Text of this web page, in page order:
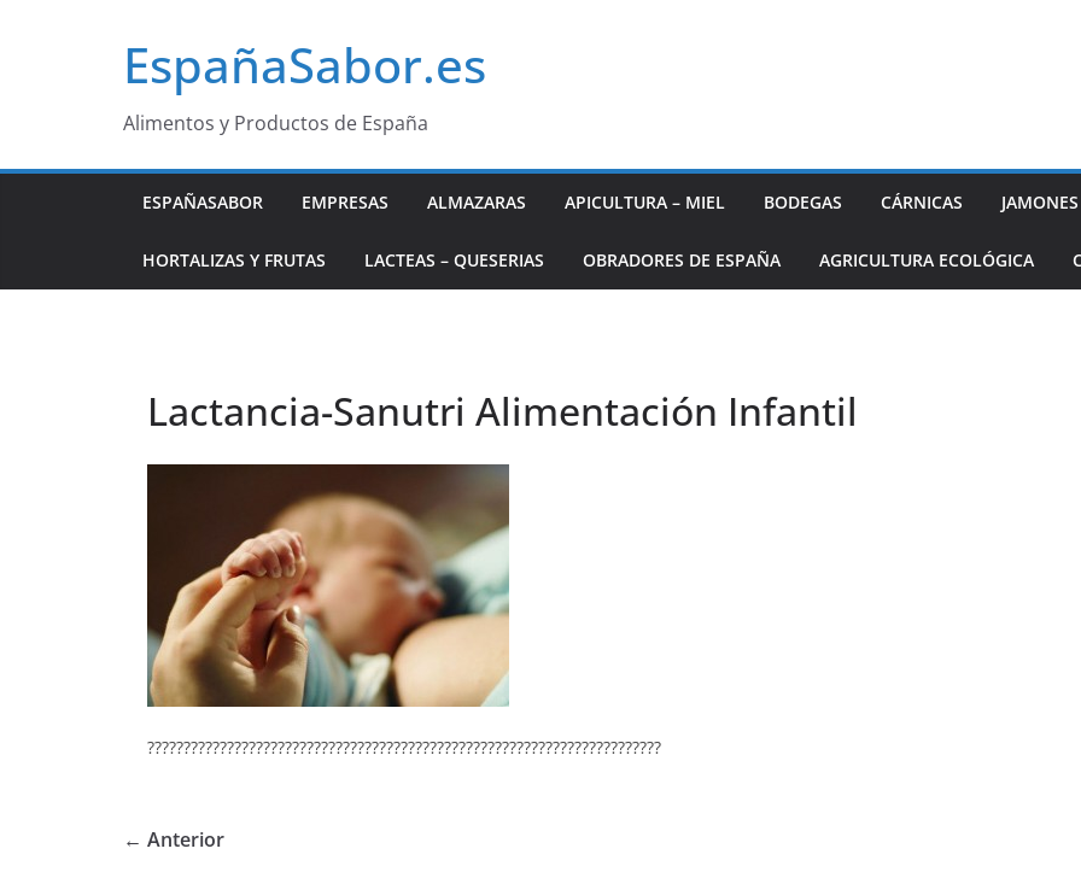
EspañaSabor.es
Alimentos y Productos de España
ESPAÑASABOR EMPRESAS ALMAZARAS APICULTURA – MIEL BODEGAS CÁRNICAS
HORTALIZAS Y FRUTAS LACTEAS – QUESERIAS OBRADORES DE ESPAÑA AGRICULTURA ECOLÓGICA
Lactancia-Sanutri Alimentación Infantil
???????????????????????????????????????????????????????????????????????
← Anterior